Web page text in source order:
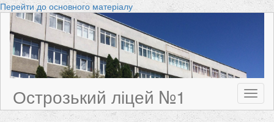
Перейти до основного матеріалу
Острозький ліцей №1